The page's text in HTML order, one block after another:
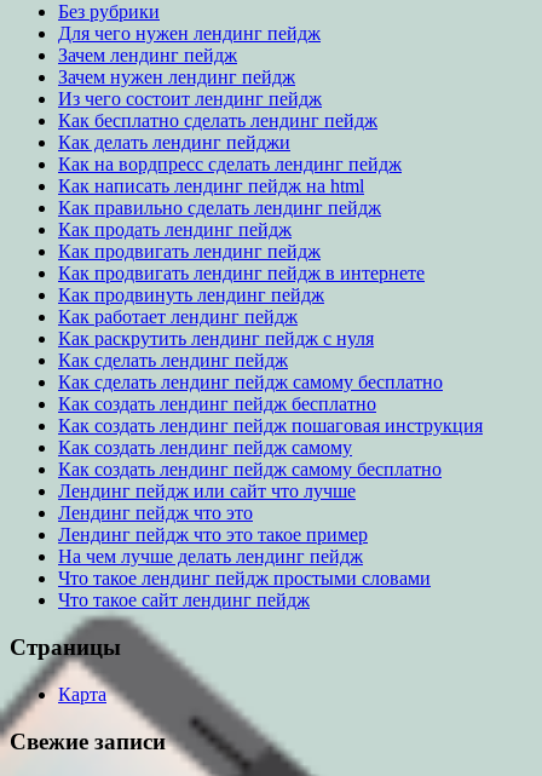
Без рубрики
Для чего нужен лендинг пейдж
Зачем лендинг пейдж
Зачем нужен лендинг пейдж
Из чего состоит лендинг пейдж
Как бесплатно сделать лендинг пейдж
Как делать лендинг пейджи
Как на вордпресс сделать лендинг пейдж
Как написать лендинг пейдж на html
Как правильно сделать лендинг пейдж
Как продать лендинг пейдж
Как продвигать лендинг пейдж
Как продвигать лендинг пейдж в интернете
Как продвинуть лендинг пейдж
Как работает лендинг пейдж
Как раскрутить лендинг пейдж с нуля
Как сделать лендинг пейдж
Как сделать лендинг пейдж самому бесплатно
Как создать лендинг пейдж бесплатно
Как создать лендинг пейдж пошаговая инструкция
Как создать лендинг пейдж самому
Как создать лендинг пейдж самому бесплатно
Лендинг пейдж или сайт что лучше
Лендинг пейдж что это
Лендинг пейдж что это такое пример
На чем лучше делать лендинг пейдж
Что такое лендинг пейдж простыми словами
Что такое сайт лендинг пейдж
Страницы
Карта
Свежие записи